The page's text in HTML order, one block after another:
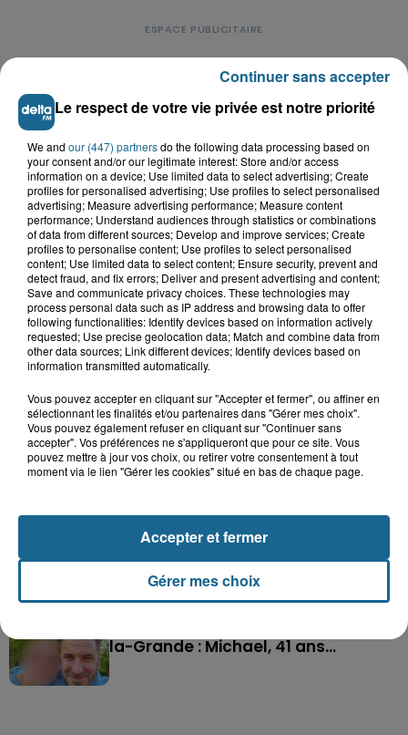
LE TOP DE L'ACTU
Saint-Omer : un enfant gravement brûlé
après l'explosion d'un jouet...
Hazebrouck : victime d'un accident,
Lucas s'en est allé brutalement...
Valérie, 46 ans, portée disparue
depuis mardi à Dunkerque, sa...
la-Grande : Michael, 41 ans...
Le respect de votre vie privée est notre priorité
We and our (447) partnersdo the following data processing based on
your consent and/or our legitimate interest: Store and/or access
information on a device; Use limited data to select advertising; Create
profiles for personalised advertising; Use profiles to select personalised
advertising; Measure advertising performance; Measure content
performance; Understand audiences through statistics or combinations
of data from different sources; Develop and improve services; Create
profiles to personalise content; Use profiles to select personalised
content; Use limited data to select content; Ensure security, prevent and
detect fraud, and fix errors; Deliver and present advertising and content;
Save and communicate privacy choices. These technologies may
process personal data such as IP address and browsing data to offer
following functionalities: Identify devices based on information actively
requested; Use precise geolocation data; Match and combine data from
other data sources; Link different devices; Identify devices based on
information transmitted automatically.
Vous pouvez accepter en cliquant sur "Accepter et fermer", ou affiner en
sélectionnant les finalités et/ou partenaires dans "Gérer mes choix".
Vous pouvez également refuser en cliquant sur "Continuer sans
accepter". Vos préférences ne s'appliqueront que pour ce site. Vous
pouvez mettre à jour vos choix, ou retirer votre consentement à tout
moment via le lien "Gérer les cookies" situé en bas de chaque page.
Gérer mes choix
Accepter et fermer
Continuer sans accepter